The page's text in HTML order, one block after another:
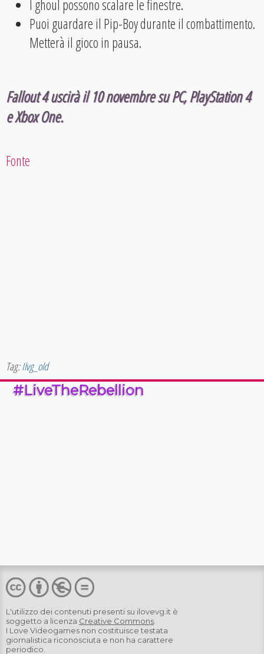
I ghoul possono scalare le finestre.
Puoi guardare il Pip-Boy durante il combattimento.
Metterà il gioco in pausa.
Fallout 4 uscirà il 10 novembre su PC, PlayStation 4
e Xbox One.
Fonte
Tag:Ilvg_old
#LiveTheRebellion
L'utilizzo dei contenuti presenti su ilovevg.it è
soggetto a licenza Creative Commons
I Love Videogames non costituisce testata
giornalistica riconosciuta e non ha carattere
periodico.